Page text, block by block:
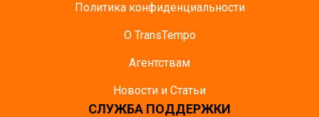
Политика конфиденциальности
О TransTempo
Агентствам
Новости и Статьи
СЛУЖБА ПОДДЕРЖКИ